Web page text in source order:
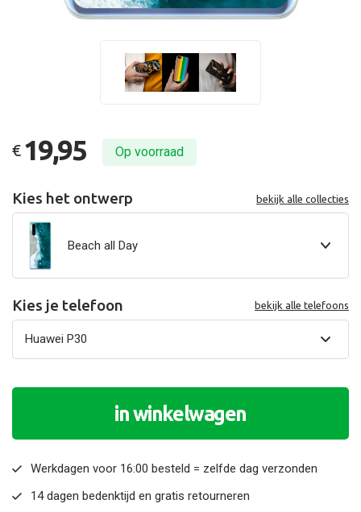
€ 19,95 Op voorraad
Kies het ontwerp bekijk alle collecties
Beach all Day
Kies je telefoon bekijk alle telefoons
in winkelwagen
Werkdagen voor 16:00 besteld = zelfde dag verzonden
14 dagen bedenktijd en gratis retourneren